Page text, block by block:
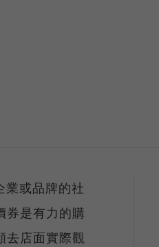
或品牌的社
券是有力的購
去店面實際觀